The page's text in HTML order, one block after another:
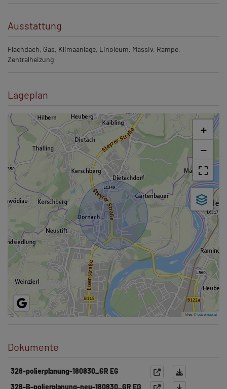
Ausstattung
Flachdach Gas Klimaanlage Linoleum Massiv Rampe
Zentralheizung
Lageplan
+
−
Tiles ©basemap.at
Dokumente
328-polierplanung-180830_GR EG
328-B-polierplanung-neu-180830_GR EG